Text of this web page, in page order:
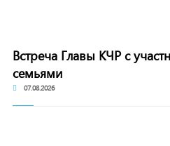
Встреча Главы КЧР с
семьями
07.08.2026